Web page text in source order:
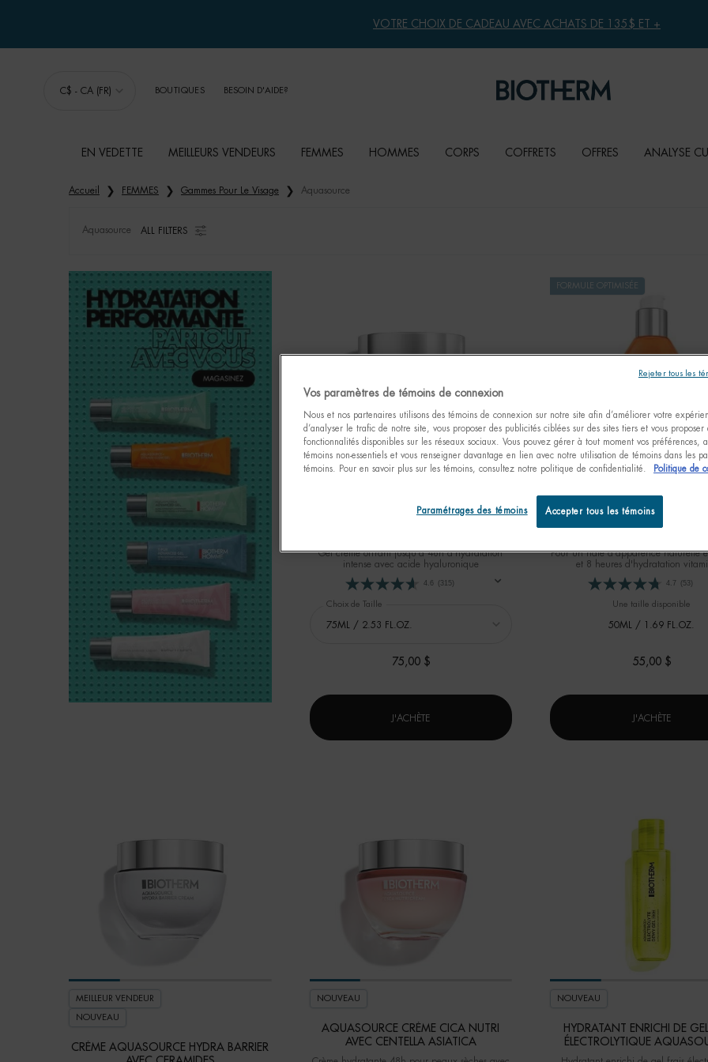
VOTRE CHOIX DE CADEAU AVEC ACHATS DE 135$ ET +
C$ - CA (FR) BOUTIQUES BESOIN D'AIDE?
EN VEDETTE MEILLEURS VENDEURS FEMMES HOMMES CORPS COFFRETS OFFRES ANALYSE
Accueil
FEMMES Gammes Pour Le Visage Aquasource
Aquasource ALL FILTERS
ALL FILTERS MENU
Gel crème offrant jusqu'à 48h d'hydratation
intense avec acide hyaluronique
4.6 (315)
Choix de Taille
75,00 $
J'ACHÈTE AQUASOURCE GEL AVEC ACIDE HYALURONIQUE REPULPANT
FORMULE OPTIMISÉE
AQUASOURCE+ ÉCLAT
Pour un hâle d'apparence naturelle
et 8 heures d'hydratation
4.7 (53)
Une taille disponible
50ML / 1.69 FL.OZ.
55,00 $
J'ACHÈTE
MEILLEUR VENDEUR
NOUVEAU
CRÈME AQUASOURCE HYDRA BARRIER
NOUVEAU
AQUASOURCE CRÈME CICA NUTRI
AVEC CENTELLA ASIATICA
NOUVEAU
HYDRATANT ENRICHI DE
ÉLECTROLYTIQUE
100H
Vos paramètres de témoins de connexion
Nous et nos partenaires utilisons des témoins de connexion sur notre site afin d’améliorer votre
d’analyser le trafic de notre site, vous proposer des publicités ciblées sur des sites tiers et vous proposer
fonctionnalités disponibles sur les réseaux sociaux. Vous pouvez gérer à tout moment vos préférences,
témoins non-essentiels et vous renseigner davantage en lien avec notre utilisation de témoins dans les
témoins. Pour en savoir plus sur les témoins, consultez notre politique de confidentialité.
Politique de
Accepter tous les témoins
Paramétrages des témoins
Rejeter tous les